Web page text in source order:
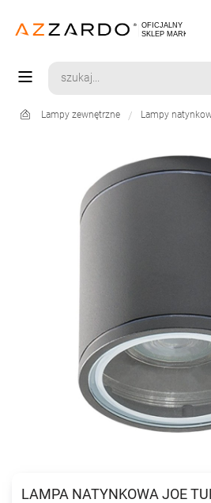
Lampy zewnętrzne Lampy
LAMPA NATYNKOWA JOE